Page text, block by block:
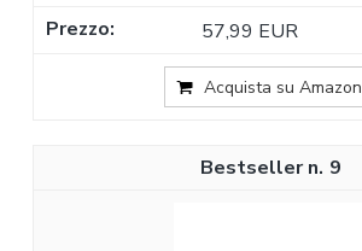
57,99 EUR
Acquista su Amazon
9